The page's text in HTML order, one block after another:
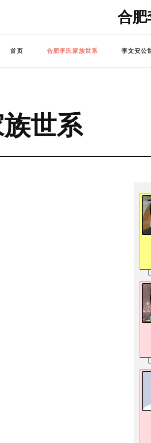
合
首页 合肥李氏家族世系 李文安公
世系